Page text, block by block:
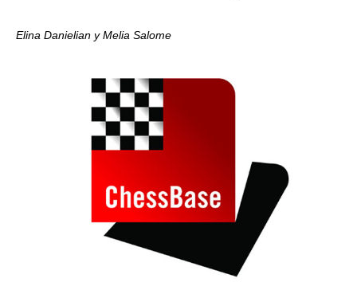
Elina Danielian y Melia Salome